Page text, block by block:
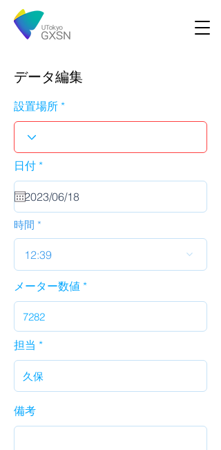
データ編集
設置場所
日付 *r
u
i
d
時間
12:39
メーター数値
担当
備考